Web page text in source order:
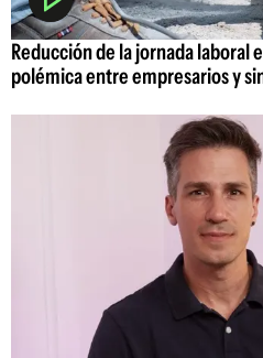
Reducción de la jornada laboral
polémica entre empresarios y